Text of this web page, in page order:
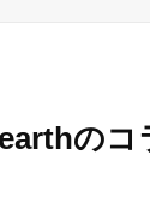
のコ